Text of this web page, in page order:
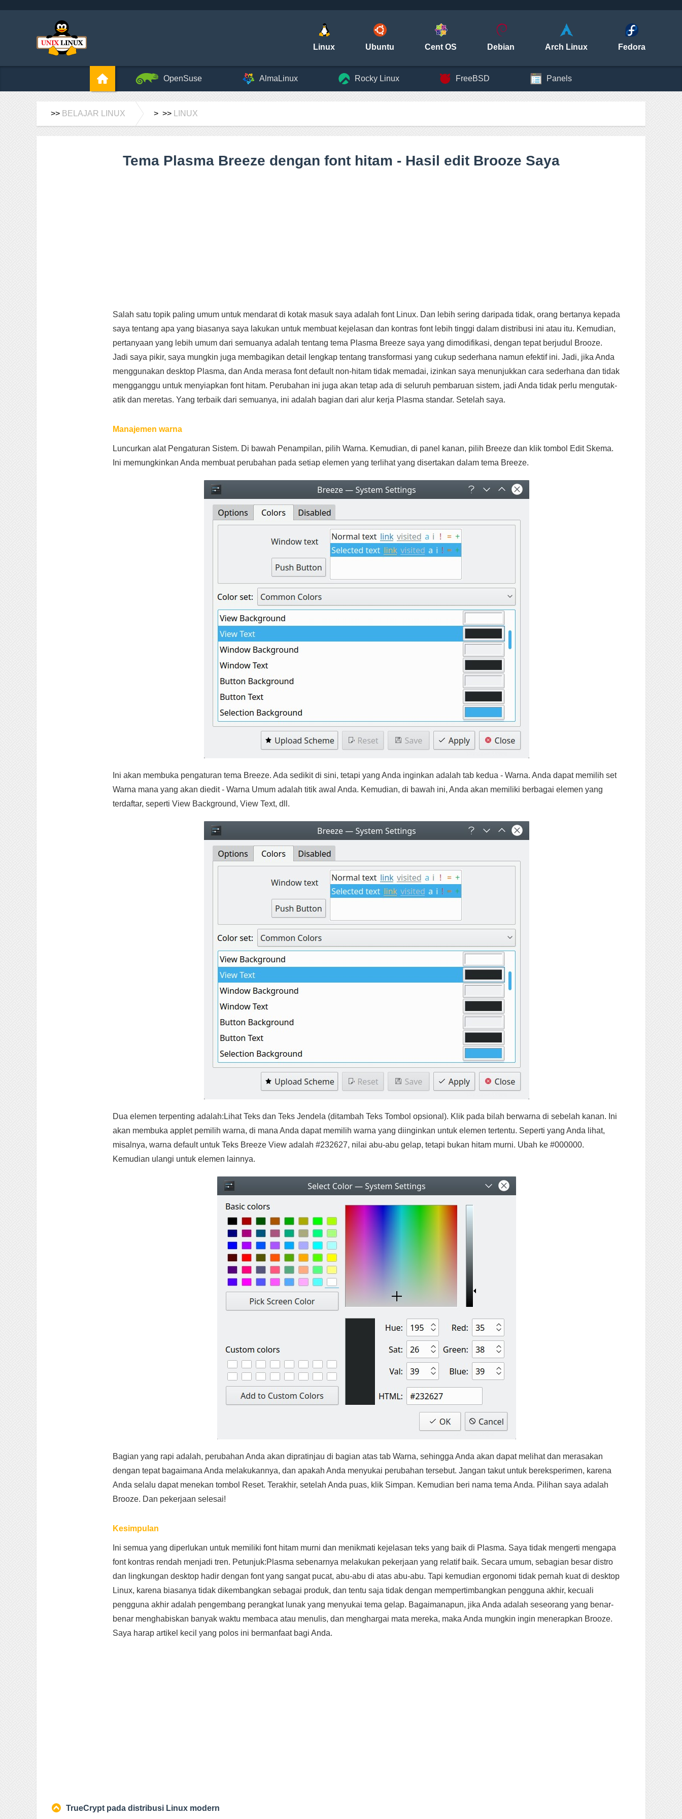
Linux Ubuntu Cent OS Debian Arch Linux Fedora
OpenSuse AlmaLinux Rocky Linux FreeBSD Panels
>> BELAJAR LINUX > >> LINUX
Tema Plasma Breeze dengan font hitam - Hasil edit Brooze Saya
Salah satu topik paling umum untuk mendarat di kotak masuk saya adalah font Linux. Dan lebih sering daripada tidak, orang bertanya kepada
saya tentang apa yang biasanya saya lakukan untuk membuat kejelasan dan kontras font lebih tinggi dalam distribusi ini atau itu. Kemudian,
pertanyaan yang lebih umum dari semuanya adalah tentang tema Plasma Breeze saya yang dimodifikasi, dengan tepat berjudul Brooze.
Jadi saya pikir, saya mungkin juga membagikan detail lengkap tentang transformasi yang cukup sederhana namun efektif ini. Jadi, jika Anda
menggunakan desktop Plasma, dan Anda merasa font default non-hitam tidak memadai, izinkan saya menunjukkan cara sederhana dan tidak
mengganggu untuk menyiapkan font hitam. Perubahan ini juga akan tetap ada di seluruh pembaruan sistem, jadi Anda tidak perlu mengutak-
atik dan meretas. Yang terbaik dari semuanya, ini adalah bagian dari alur kerja Plasma standar. Setelah saya.
Manajemen warna
Luncurkan alat Pengaturan Sistem. Di bawah Penampilan, pilih Warna. Kemudian, di panel kanan, pilih Breeze dan klik tombol Edit Skema.
Ini memungkinkan Anda membuat perubahan pada setiap elemen yang terlihat yang disertakan dalam tema Breeze.
Ini akan membuka pengaturan tema Breeze. Ada sedikit di sini, tetapi yang Anda inginkan adalah tab kedua - Warna. Anda dapat memilih set
Warna mana yang akan diedit - Warna Umum adalah titik awal Anda. Kemudian, di bawah ini, Anda akan memiliki berbagai elemen yang
terdaftar, seperti View Background, View Text, dll.
Dua elemen terpenting adalah:Lihat Teks dan Teks Jendela (ditambah Teks Tombol opsional). Klik pada bilah berwarna di sebelah kanan. Ini
akan membuka applet pemilih warna, di mana Anda dapat memilih warna yang diinginkan untuk elemen tertentu. Seperti yang Anda lihat,
misalnya, warna default untuk Teks Breeze View adalah #232627, nilai abu-abu gelap, tetapi bukan hitam murni. Ubah ke #000000.
Kemudian ulangi untuk elemen lainnya.
Bagian yang rapi adalah, perubahan Anda akan dipratinjau di bagian atas tab Warna, sehingga Anda akan dapat melihat dan merasakan
dengan tepat bagaimana Anda melakukannya, dan apakah Anda menyukai perubahan tersebut. Jangan takut untuk bereksperimen, karena
Anda selalu dapat menekan tombol Reset. Terakhir, setelah Anda puas, klik Simpan. Kemudian beri nama tema Anda. Pilihan saya adalah
Brooze. Dan pekerjaan selesai!
Kesimpulan
Ini semua yang diperlukan untuk memiliki font hitam murni dan menikmati kejelasan teks yang baik di Plasma. Saya tidak mengerti mengapa
font kontras rendah menjadi tren. Petunjuk:Plasma sebenarnya melakukan pekerjaan yang relatif baik. Secara umum, sebagian besar distro
dan lingkungan desktop hadir dengan font yang sangat pucat, abu-abu di atas abu-abu. Tapi kemudian ergonomi tidak pernah kuat di desktop
Linux, karena biasanya tidak dikembangkan sebagai produk, dan tentu saja tidak dengan mempertimbangkan pengguna akhir, kecuali
pengguna akhir adalah pengembang perangkat lunak yang menyukai tema gelap. Bagaimanapun, jika Anda adalah seseorang yang benar-
benar menghabiskan banyak waktu membaca atau menulis, dan menghargai mata mereka, maka Anda mungkin ingin menerapkan Brooze.
Saya harap artikel kecil yang polos ini bermanfaat bagi Anda.
TrueCrypt pada distribusi Linux modern